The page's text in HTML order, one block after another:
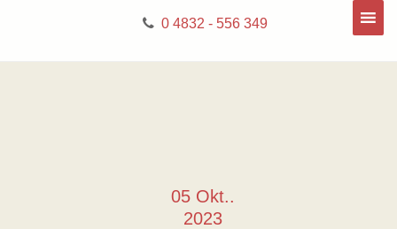
0 4832 - 556 349
05 Okt..
2023